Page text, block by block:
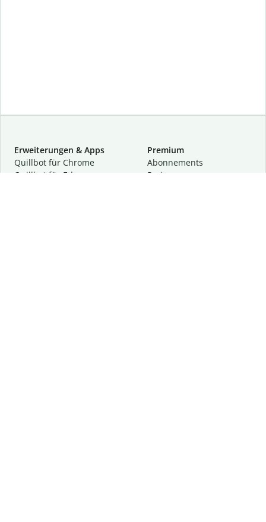
Erweiterungen & Apps
Quillbot für Chrome
Quillbot für Edge
Premium
Abon­ne­ments
Preise